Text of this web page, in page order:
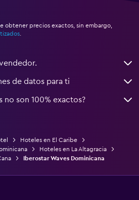
obtener precios exactos, sin embargo,
de datos para ti
no son 100% exactos?
Hoteles en El Caribe
Hoteles en La Altagracia
Iberostar Waves Dominicana